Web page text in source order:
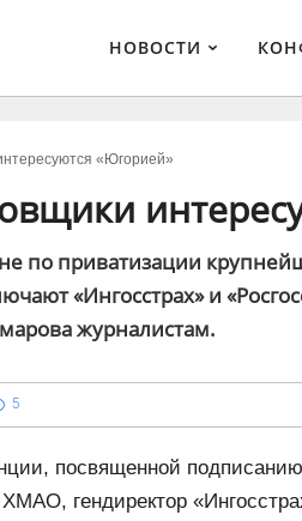
НОВОСТИ
«Югорией»
по приватизации
«Ингосстрах» и
журналистам.
5
посвященной
гендиректор